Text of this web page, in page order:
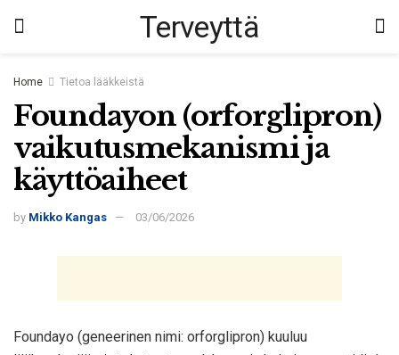
Terveyttä
Home Tietoa lääkkeistä
Foundayon (orforglipron)
vaikutusmekanismi ja
käyttöaiheet
by Mikko Kangas 03/06/2026
Foundayo (geneerinen nimi: orforglipron) kuuluu